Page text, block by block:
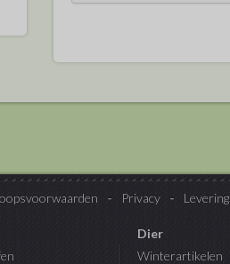
Privacy Levering
Dier
Winterartikelen